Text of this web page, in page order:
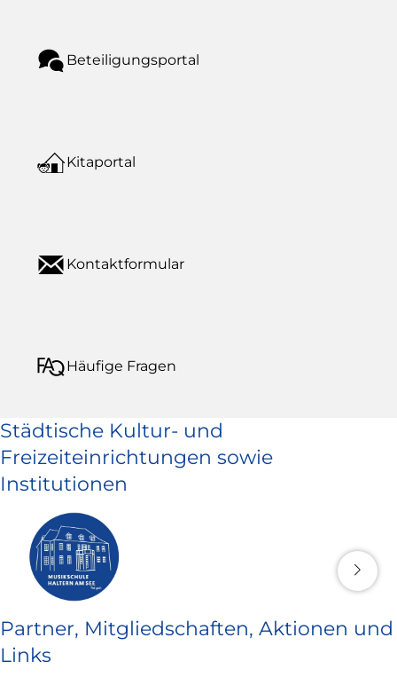
Beteiligungsportal
Kitaportal
Kontaktformular
Häufige Fragen
Städtische Kultur- und
Freizeiteinrichtungen sowie
Institutionen
Partner, Mitgliedschaften, Aktionen und
Links